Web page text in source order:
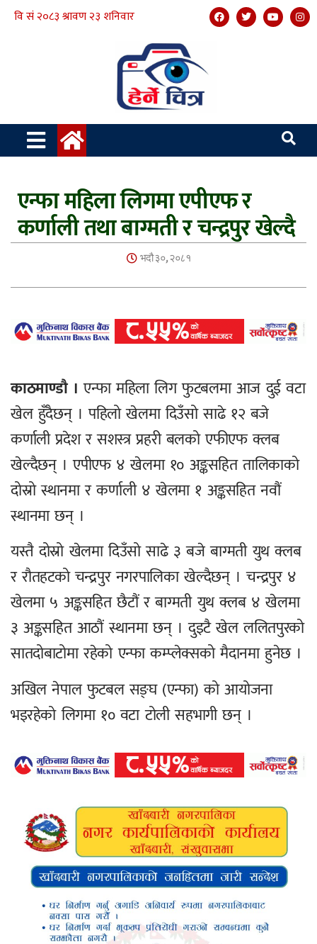
एन्फा महिला लिगमा एपीएफ र
कर्णाली तथा बाग्मती र चन्द्रपुर खेल्दै
भदौ ३०, २०८१
काठमाण्डौ । एन्फा महिला लिग फुटबलमा आज दुई वटा
खेल हुँदैछन् । पहिलो खेलमा दिउँसो साढे १२ बजे
कर्णाली प्रदेश र सशस्त्र प्रहरी बलको एफीएफ क्लब
खेल्दैछन् । एपीएफ ४ खेलमा १० अङ्कसहित तालिकाको
दोस्रो स्थानमा र कर्णाली ४ खेलमा १ अङ्कसहित नवौं
स्थानमा छन् ।
यस्तै दोस्रो खेलमा दिउँसो साढे ३ बजे बाग्मती युथ क्लब
र रौतहटको चन्द्रपुर नगरपालिका खेल्दैछन् । चन्द्रपुर ४
खेलमा ५ अङ्कसहित छैटौं र बाग्मती युथ क्लब ४ खेलमा
३ अङ्कसहित आठौं स्थानमा छन् । दुइटै खेल ललितपुरको
सातदोबाटोमा रहेको एन्फा कम्प्लेक्सको मैदानमा हुनेछ ।
अखिल नेपाल फुटबल सङ्घ (एन्फा) को आयोजना
भइरहेको लिगमा १० वटा टोली सहभागी छन् ।